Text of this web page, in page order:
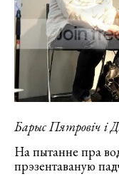
Барыс Пятровіч і
На пытанне пра
прэзентаваную